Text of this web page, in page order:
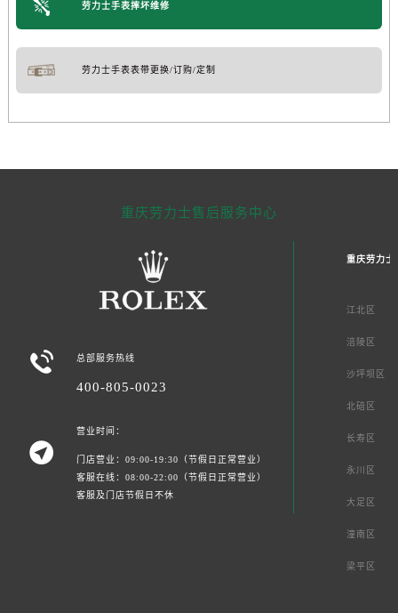
劳力士手表摔坏维修
劳力士手表表带更换/订购/定制
重庆劳力士售后服务中心
 总部服务热线
400-805-0023

营业时间：
门店营业：09:00-19:30（节假日正常营业）
客服在线：08:00-22:00（节假日正常营业）
客服及门店节假日不休
重庆劳力士
江北区
涪陵区
沙坪坝区
北碚区
长寿区
永川区
大足区
潼南区
梁平区